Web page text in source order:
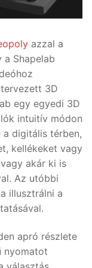
azzal a
Shapelab
3D
egy egyedi 3D
intuitív módon
digitális térben,
kellékeket vagy
akár ki is
Az utóbbi
illusztrálni a
apró részlete
nyomatot